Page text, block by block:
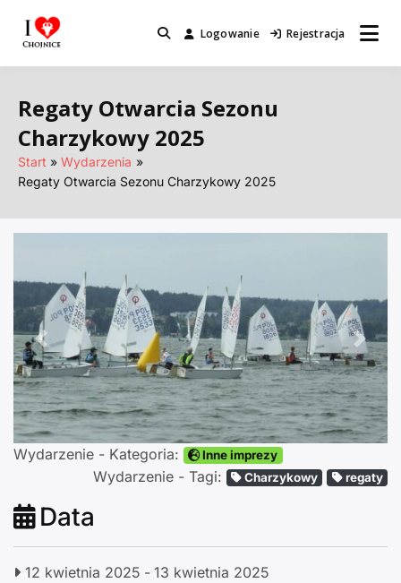
Miejsca które warto odwiedzić.
Logowanie Rejestracja
Regaty Otwarcia Sezonu
Charzykowy 2025
Start
Wydarzenia
Regaty Otwarcia Sezonu Charzykowy 2025
Poprzednie
Wydarzenie - Kategoria: Inne imprezy
Wydarzenie - Tagi: Charzykowy regaty
Data
12 kwietnia 2025 - 13 kwietnia 2025